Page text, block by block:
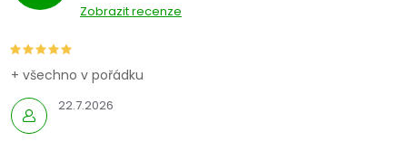
Zobrazit recenze
22.7.2026
+ všechno v pořádku